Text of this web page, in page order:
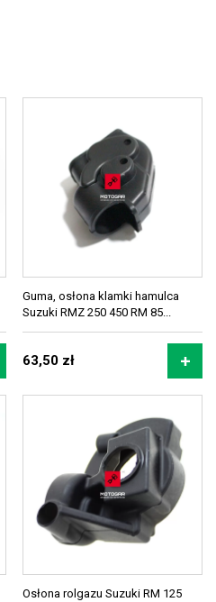
Guma, osłona klamki hamulca
Suzuki RMZ 250 450 RM 85...
63,50 zł
Osłona rolgazu Suzuki RM 125